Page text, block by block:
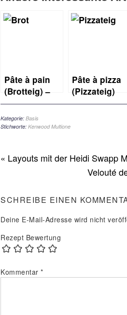
Pâte à pain
(Brotteig) –
Grundrezept
Pâte à pizza
(Pizzateig)
Kategorie: Basis
Stichworte: Kenwood Multione
« Layouts mit der Heidi Swapp
Velouté
SCHREIBE EINEN
Deine E-Mail-Adresse wird nicht
Rezept Bewertung
Kommentar *